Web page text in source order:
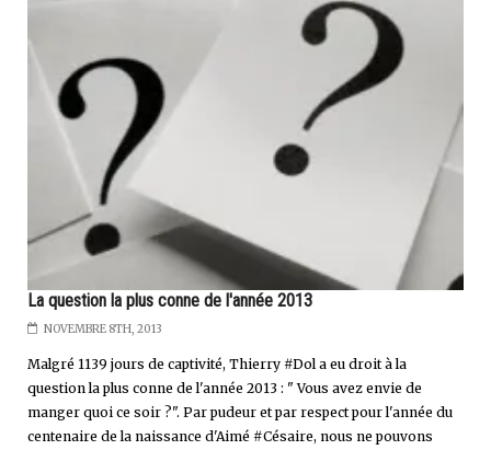
La question la plus conne de l'année 2013
NOVEMBRE 8TH, 2013
Malgré 1139 jours de captivité, Thierry #Dol a eu droit à la
question la plus conne de l'année 2013 : " Vous avez envie de
manger quoi ce soir ?". Par pudeur et par respect pour l'année du
centenaire de la naissance d'Aimé #Césaire, nous ne pouvons